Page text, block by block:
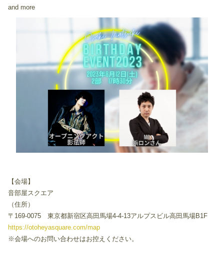
and more
【会場】
音部屋スクエア
（住所）
〒169-0075 東京都新宿区高田馬場4-4-13アルプスビル高田馬場B1F
https://otoheyasquare.com/map
※会場へのお問い合わせはお控えください。